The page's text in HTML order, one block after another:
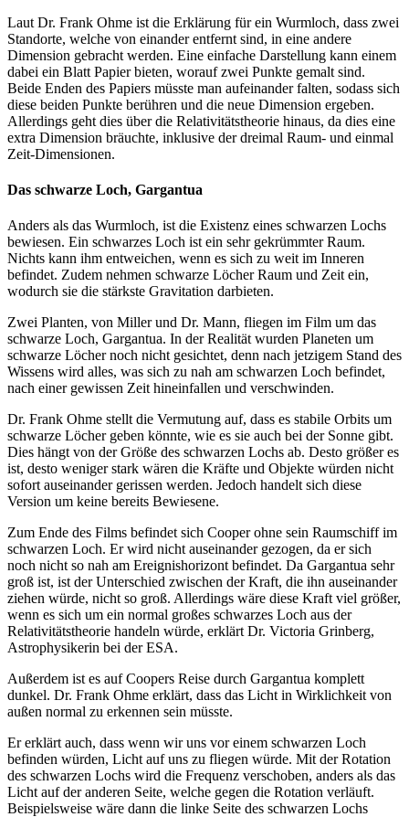
Laut Dr. Frank Ohme ist die Erklärung für ein Wurmloch, dass zwei
Standorte, welche von einander entfernt sind, in eine andere
Dimension gebracht werden. Eine einfache Darstellung kann einem
dabei ein Blatt Papier bieten, worauf zwei Punkte gemalt sind.
Beide Enden des Papiers müsste man aufeinander falten, sodass sich
diese beiden Punkte berühren und die neue Dimension ergeben.
Allerdings geht dies über die Relativitätstheorie hinaus, da dies eine
extra Dimension bräuchte, inklusive der dreimal Raum- und einmal
Zeit-Dimensionen.
Das schwarze Loch, Gargantua
Anders als das Wurmloch, ist die Existenz eines schwarzen Lochs
bewiesen. Ein schwarzes Loch ist ein sehr gekrümmter Raum.
Nichts kann ihm entweichen, wenn es sich zu weit im Inneren
befindet. Zudem nehmen schwarze Löcher Raum und Zeit ein,
wodurch sie die stärkste Gravitation darbieten.
Zwei Planten, von Miller und Dr. Mann, fliegen im Film um das
schwarze Loch, Gargantua. In der Realität wurden Planeten um
schwarze Löcher noch nicht gesichtet, denn nach jetzigem Stand des
Wissens wird alles, was sich zu nah am schwarzen Loch befindet,
nach einer gewissen Zeit hineinfallen und verschwinden.
Dr. Frank Ohme stellt die Vermutung auf, dass es stabile Orbits um
schwarze Löcher geben könnte, wie es sie auch bei der Sonne gibt.
Dies hängt von der Größe des schwarzen Lochs ab. Desto größer es
ist, desto weniger stark wären die Kräfte und Objekte würden nicht
sofort auseinander gerissen werden. Jedoch handelt sich diese
Version um keine bereits Bewiesene.
Zum Ende des Films befindet sich Cooper ohne sein Raumschiff im
schwarzen Loch. Er wird nicht auseinander gezogen, da er sich
noch nicht so nah am Ereignishorizont befindet. Da Gargantua sehr
groß ist, ist der Unterschied zwischen der Kraft, die ihn auseinander
ziehen würde, nicht so groß. Allerdings wäre diese Kraft viel größer,
wenn es sich um ein normal großes schwarzes Loch aus der
Relativitätstheorie handeln würde, erklärt Dr. Victoria Grinberg,
Astrophysikerin bei der ESA.
Außerdem ist es auf Coopers Reise durch Gargantua komplett
dunkel. Dr. Frank Ohme erklärt, dass das Licht in Wirklichkeit von
außen normal zu erkennen sein müsste.
Er erklärt auch, dass wenn wir uns vor einem schwarzen Loch
befinden würden, Licht auf uns zu fliegen würde. Mit der Rotation
des schwarzen Lochs wird die Frequenz verschoben, anders als das
Licht auf der anderen Seite, welche gegen die Rotation verläuft.
Beispielsweise wäre dann die linke Seite des schwarzen Lochs